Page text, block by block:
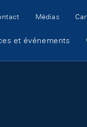
Navigation
Médias
et événements